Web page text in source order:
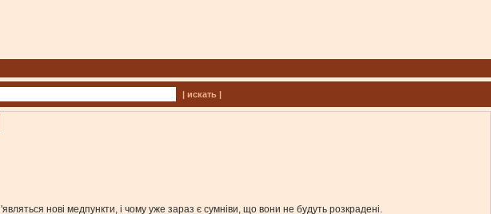
| искать |
нові медпункти, і чому уже зараз є сумніви, що вони не будуть розкрадені.